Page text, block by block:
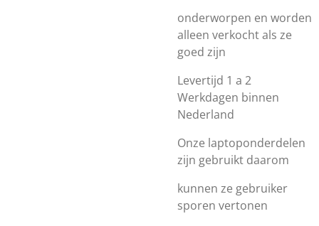
onderworpen en worden
alleen verkocht als ze
goed zijn
Levertijd 1 a 2
Werkdagen binnen
Nederland
Onze laptoponderdelen
zijn gebruikt daarom
kunnen ze gebruiker
sporen vertonen